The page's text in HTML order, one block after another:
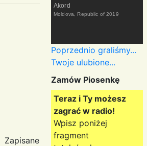
Zapisane
Akord
Moldova, Republic of 2019
Poprzednio graliśmy...
Twoje ulubione...
Zamów Piosenkę
Teraz i Ty możesz
zagrać w radio!
Wpisz poniżej
fragment